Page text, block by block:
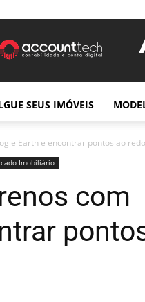
SEUS IMÓVEIS
Earth e encontrar pontos ao
Imobiliário
com